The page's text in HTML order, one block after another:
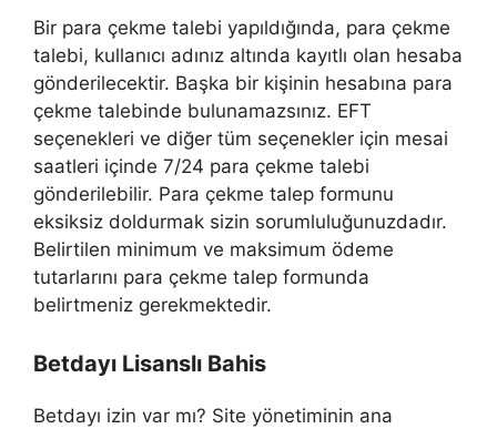
Bir para çekme talebi yapıldığında, para çekme
talebi, kullanıcı adınız altında kayıtlı olan hesaba
gönderilecektir. Başka bir kişinin hesabına para
çekme talebinde bulunamazsınız. EFT
seçenekleri ve diğer tüm seçenekler için mesai
saatleri içinde 7/24 para çekme talebi
gönderilebilir. Para çekme talep formunu
eksiksiz doldurmak sizin sorumluluğunuzdadır.
Belirtilen minimum ve maksimum ödeme
tutarlarını para çekme talep formunda
belirtmeniz gerekmektedir.
Betdayı Lisanslı Bahis
Betdayı izin var mı? Site yönetiminin ana